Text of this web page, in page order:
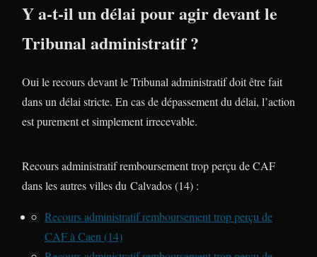
Y a-t-il un délai pour agir devant le
Tribunal administratif ?
Oui le recours devant le Tribunal administratif doit être fait
dans un délai stricte. En cas de dépassement du délai, l’action
est purement et simplement irrecevable.
Recours administratif remboursement trop perçu de CAF
dans les autres villes du Calvados (14) :
Recours administratif remboursement trop perçu de
CAF à Caen (14)